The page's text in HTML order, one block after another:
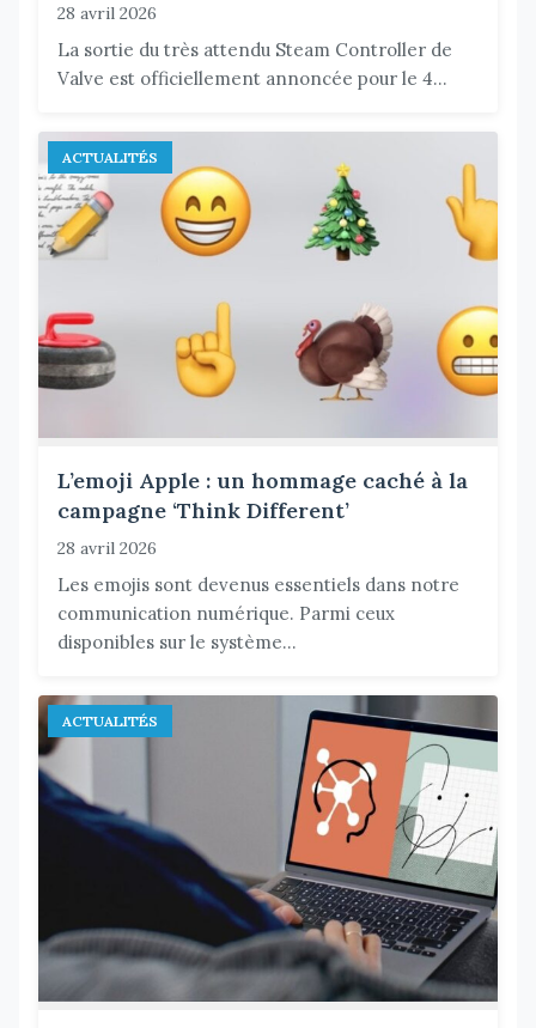
28 avril 2026
La sortie du très attendu Steam Controller de
Valve est officiellement annoncée pour le 4...
ACTUALITÉS
L’emoji Apple : un hommage caché à la
campagne ‘Think Different’
28 avril 2026
Les emojis sont devenus essentiels dans notre
communication numérique. Parmi ceux
disponibles sur le système...
ACTUALITÉS